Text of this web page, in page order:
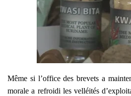
Même si l’office des bre­vets a
morale a refroi­di les vel­léi­tés